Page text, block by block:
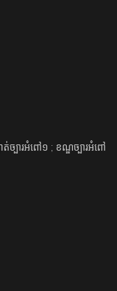
ច្បារអំពៅ១ ; ខណ្ឌច្បារអំពៅ